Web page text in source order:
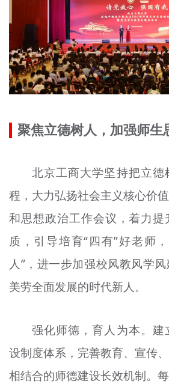
聚焦立德树人，加强师生
北京工商大学坚持把立德
程，大力弘扬社会主义核心价
和思想政治工作会议，着力
质，引导培育“四有”好老师
人”，进一步加强校风教风学
美劳全面发展的时代新人。
强化师德，育人为本。建
设制度体系，完善教育、宣传
相结合的师德建设长效机制。